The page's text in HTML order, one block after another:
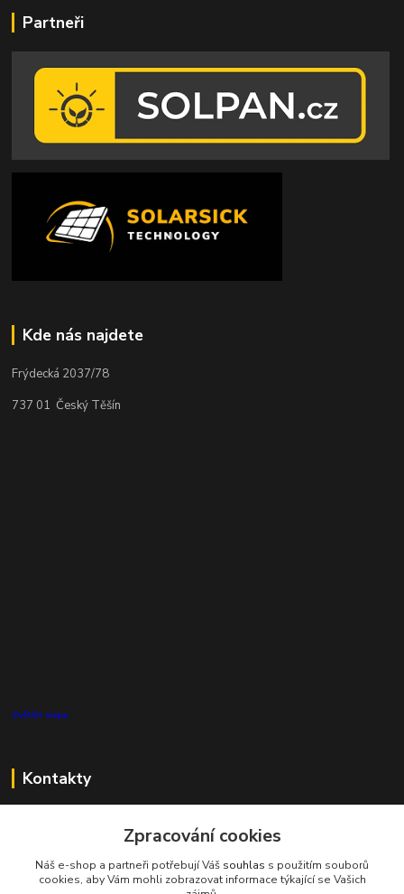
Partneři
Kde nás najdete
Frýdecká 2037/78
737 01 Český Těšín
Zvětšit mapu
Kontakty
+420 727 808 115
info@proecosystem.cz
Zpracování cookies
Náš e-shop a partneři potřebují Váš souhlas s použitím souborů
cookies, aby Vám mohli zobrazovat informace týkající se Vašich